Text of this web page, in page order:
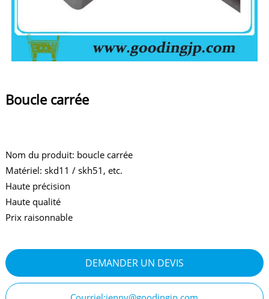
Boucle carrée
Nom du produit: boucle carrée
Matériel: skd11 / skh51, etc.
Haute précision
Haute qualité
Prix raisonnable
DEMANDER UN DEVIS